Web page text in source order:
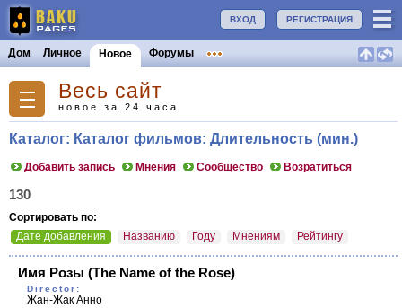
РЕГИСТРАЦИЯ
ВХОД
Дом Личное Новое Форумы
Весь сайт
новое за 24 часа
Каталог: Каталог фильмов: Длительность (мин.)
Добавить запись Мнения Сообщество Возратиться
130
Сортировать по:
Дате добавления
Названию Году Мнениям Рейтингу
Имя Розы (The Name of the Rose)
Director:
Жан-Жак Анно